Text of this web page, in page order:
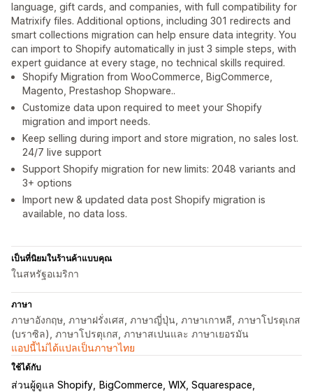
language, gift cards, and companies, with full compatibility for
Matrixify files. Additional options, including 301 redirects and
smart collections migration can help ensure data integrity. You
can import to Shopify automatically in just 3 simple steps, with
expert guidance at every stage, no technical skills required.
Shopify Migration from WooCommerce, BigCommerce,
Magento, Prestashop Shopware..
Customize data upon required to meet your Shopify
migration and import needs.
Keep selling during import and store migration, no sales lost.
24/7 live support
Support Shopify migration for new limits: 2048 variants and
3+ options
Import new & updated data post Shopify migration is
available, no data loss.
เป็นที่นิยมในร้านค้าแบบคุณ
ในสหรัฐอเมริกา
ภาษา
ภาษาอังกฤษ, ภาษาฝรั่งเศส, ภาษาญี่ปุ่น, ภาษาเกาหลี, ภาษาโปรตุเกส
(บราซิล), ภาษาโปรตุเกส, ภาษาสเปนและ ภาษาเยอรมัน
แอปนี้ไม่ได้แปลเป็นภาษาไทย
ใช้ได้กับ
ส่วนผู้ดูแล Shopify
BigCommerce, WIX, Squarespace